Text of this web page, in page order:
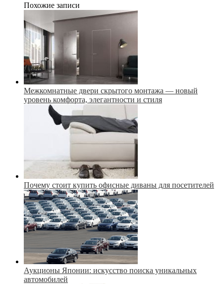
Похожие записи
Межкомнатные двери скрытого монтажа — новый
уровень комфорта, элегантности и стиля
Почему стоит купить офисные диваны для посетителей
Аукционы Японии: искусство поиска уникальных
автомобилей